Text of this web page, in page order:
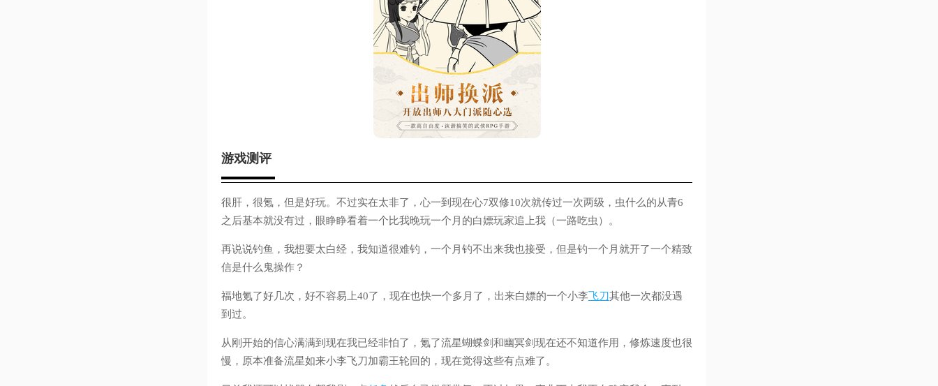
游戏测评
很肝，很氪，但是好玩。不过实在太非了，心一到现在心7双修10次就传过一次两级，虫什么的从青6
之后基本就没有过，眼睁睁看着一个比我晚玩一个月的白嫖玩家追上我（一路吃虫）。
再说说钓鱼，我想要太白经，我知道很难钓，一个月钓不出来我也接受，但是钓一个月就开了一个精致
信是什么鬼操作？
福地氪了好几次，好不容易上40了，现在也快一个多月了，出来白嫖的一个小李飞刀其他一次都没遇
到过。
从刚开始的信心满满到现在我已经非怕了，氪了流星蝴蝶剑和幽冥剑现在还不知道作用，修炼速度也很
慢，原本准备流星如来小李飞刀加霸王轮回的，现在觉得这些有点难了。